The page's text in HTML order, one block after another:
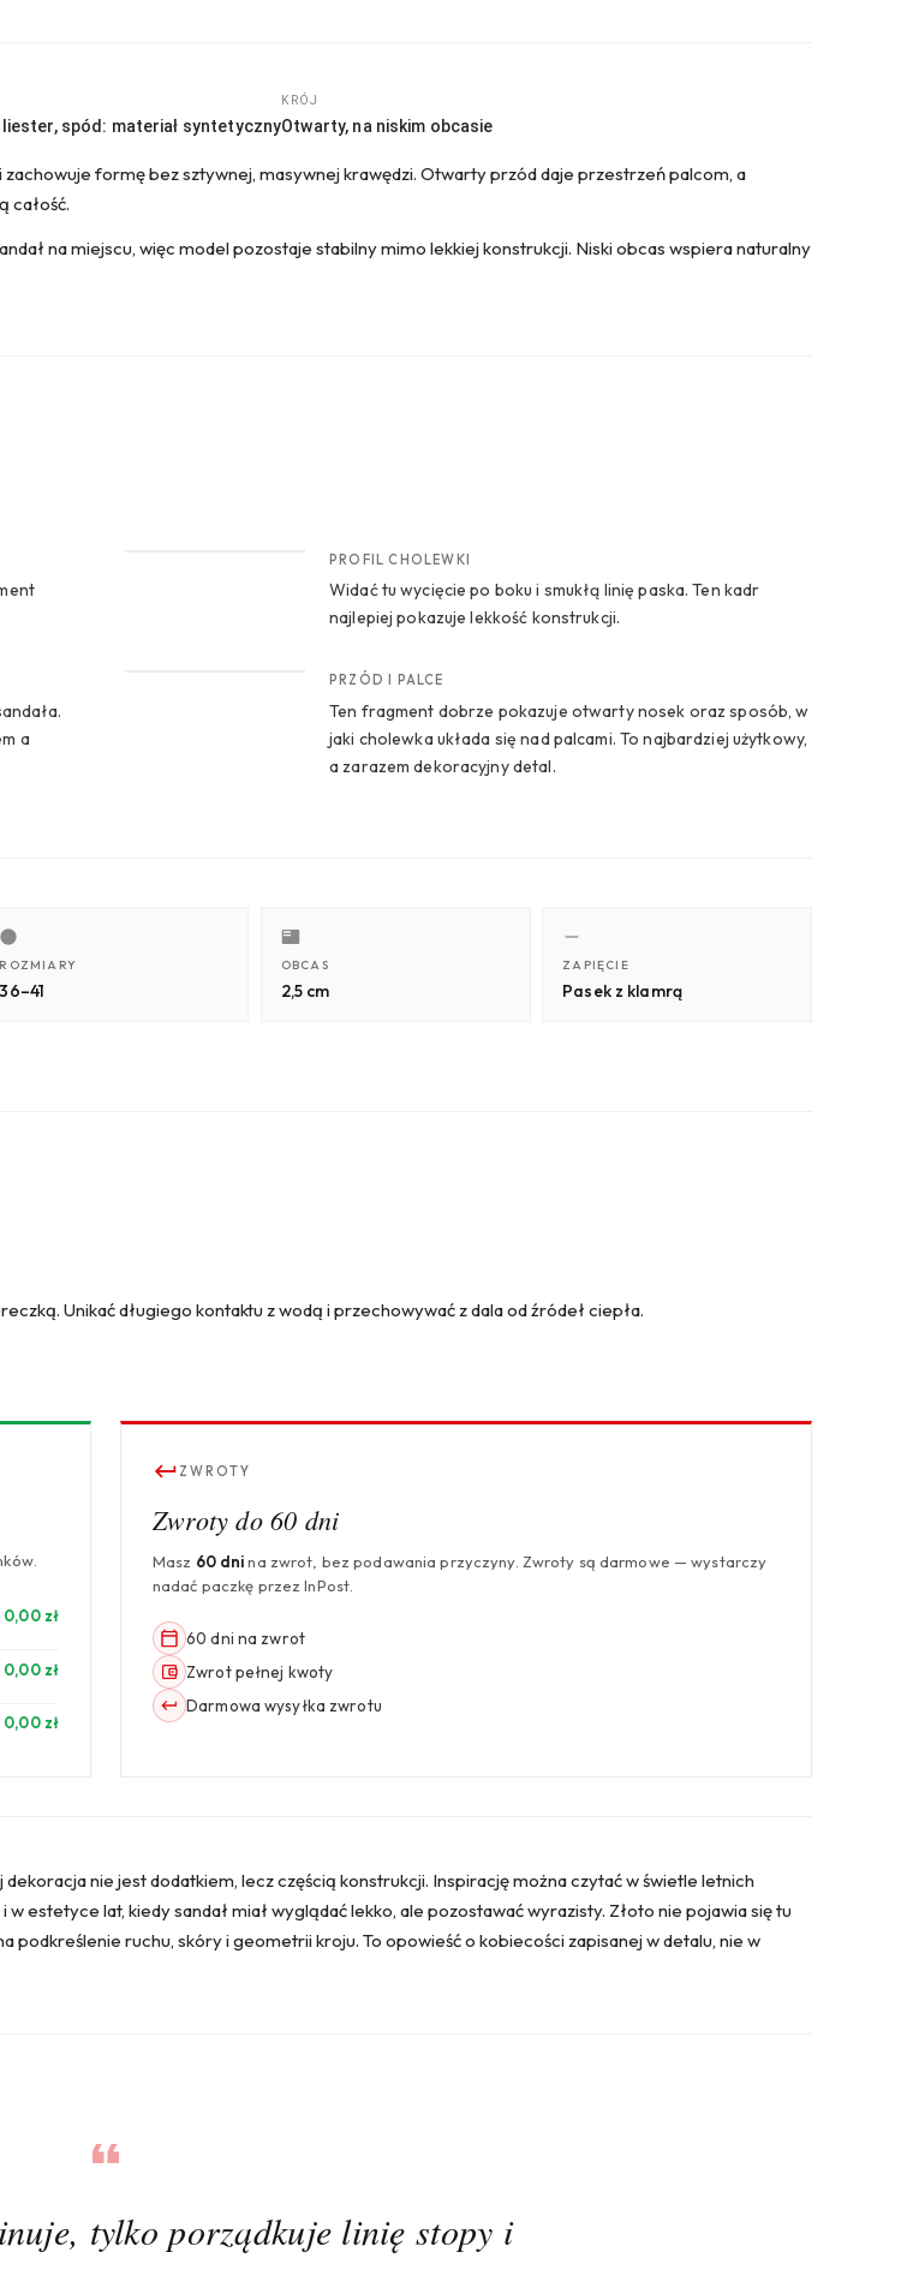
spód: materiał syntetyczny
KRÓJ
Otwarty, na niskim obcasie
zachowuje formę bez sztywnej, masywnej krawędzi. Otwarty przód daje przestrzeń palcom, a
całość.
na miejscu, więc model pozostaje stabilny mimo lekkiej konstrukcji. Niski obcas wspiera naturalny
PROFIL CHOLEWKI
Widać tu wycięcie po boku i smukłą linię paska. Ten kadr
najlepiej pokazuje lekkość konstrukcji.
a
PRZÓD I PALCE
Ten fragment dobrze pokazuje otwarty nosek oraz sposób, w
jaki cholewka układa się nad palcami. To najbardziej użytkowy,
a zarazem dekoracyjny detal.
ROZMIARY
36–41
OBCAS
2,5 cm
ZAPIĘCIE
Pasek z klamrą
Unikać długiego kontaktu z wodą i przechowywać z dala od źródeł ciepła.
0,00 zł
0,00 zł
0,00 zł
ZWROTY
Zwroty do 60 dni
Masz 60 dnina zwrot, bez podawania przyczyny. Zwroty są darmowe — wystarczy
nadać paczkę przez InPost.
60 dni na zwrot
Zwrot pełnej kwoty
Darmowa wysyłka zwrotu
nie jest dodatkiem, lecz częścią konstrukcji. Inspirację można czytać w świetle letnich
estetyce lat, kiedy sandał miał wyglądać lekko, ale pozostawać wyrazisty. Złoto nie pojawia się tu
podkreślenie ruchu, skóry i geometrii kroju. To opowieść o kobiecości zapisanej w detalu, nie w
tylko porządkuje linię stopy i